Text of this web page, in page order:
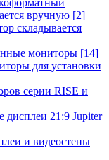
вручную [2]
складывается
мониторы [14]
для установки
серии RISE и
21:9 Jupiter
и видеостены